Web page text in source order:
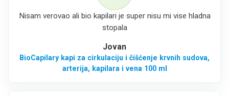
Nisam verovao ali bio kapilari je super nisu mi vise hladna
stopala
Jovan
BioCapilary kapi za cirkulaciju i čišćenje krvnih sudova,
arterija, kapilara i vena 100 ml